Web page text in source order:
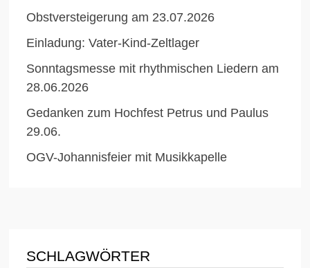
Obstversteigerung am 23.07.2026
Einladung: Vater-Kind-Zeltlager
Sonntagsmesse mit rhythmischen Liedern am
28.06.2026
Gedanken zum Hochfest Petrus und Paulus
29.06.
OGV-Johannisfeier mit Musikkapelle
SCHLAGWÖRTER